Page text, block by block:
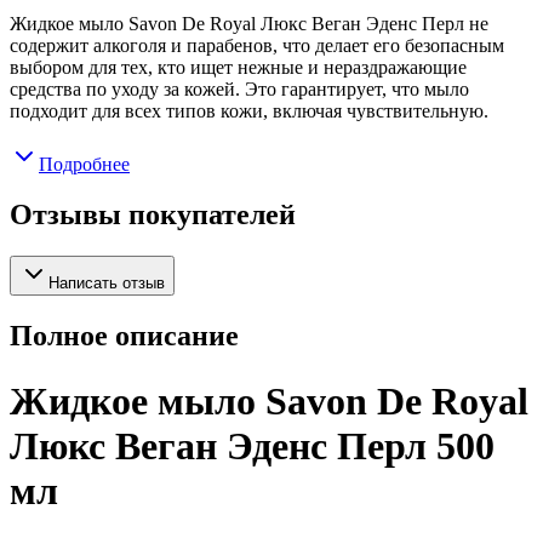
Жидкое мыло Savon De Royal Люкс Веган Эденс Перл не
содержит алкоголя и парабенов, что делает его безопасным
выбором для тех, кто ищет нежные и нераздражающие
средства по уходу за кожей. Это гарантирует, что мыло
подходит для всех типов кожи, включая чувствительную.
Подробнее
Отзывы покупателей
Написать отзыв
Полное описание
Жидкое мыло Savon De Royal
Люкс Веган Эденс Перл 500
мл